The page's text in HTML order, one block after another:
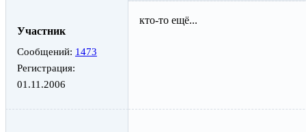
Участник
Сообщений: 1473
Регистрация:
01.11.2006
кто-то ещё...